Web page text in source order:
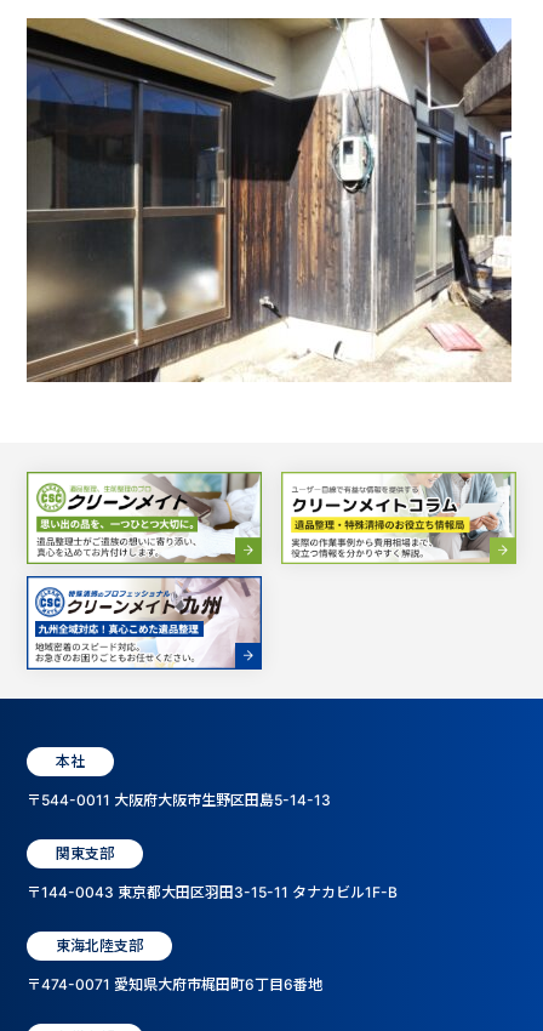
本社
〒544-0011 大阪府大阪市生野区田島5-14-13
関東支部
〒144-0043 東京都大田区羽田3-15-11 タナカビル1F-B
東海北陸支部
〒474-0071 愛知県大府市梶田町6丁目6番地